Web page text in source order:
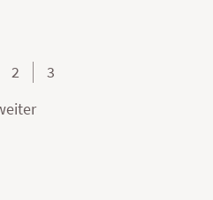
2
3